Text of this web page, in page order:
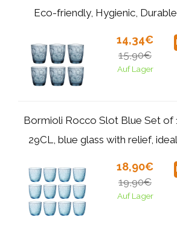
Eco-friendly, Hygienic,
14,34€
15,90€
Auf Lager
Bormioli Rocco Slot Blue Set of
29CL, blue glass with relief,
18,90€
19,90€
Auf Lager